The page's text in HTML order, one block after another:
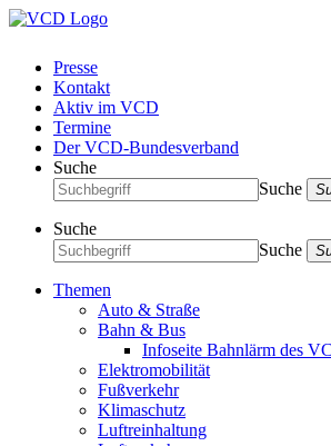
Presse
Kontakt
Aktiv im VCD
Termine
Der VCD-Bundesverband
Suche
Suche
Suche
Suche
Themen
Auto & Straße
Bahn & Bus
Infoseite Bahnlärm des
Elektromobilität
Fußverkehr
Klimaschutz
Luftreinhaltung